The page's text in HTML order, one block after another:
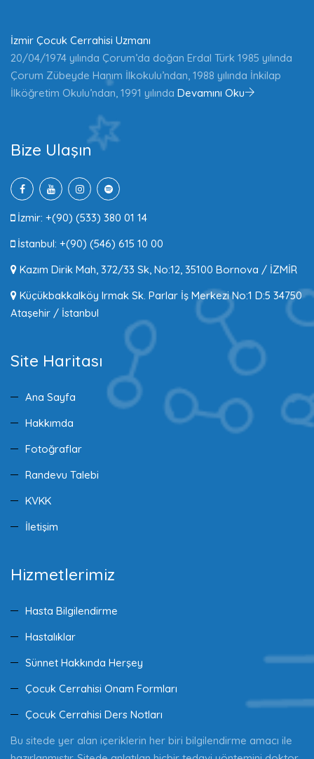
İzmir Çocuk Cerrahisi Uzmanı
20/04/1974 yılında Çorum’da doğan Erdal Türk 1985 yılında
Çorum Zübeyde Hanım İlkokulu’ndan, 1988 yılında İnkilap
İlköğretim Okulu’ndan, 1991 yılında Devamını Oku
Bize Ulaşın
İzmir: +(90) (533) 380 01 14
İstanbul: +(90) (546) 615 10 00
Kazım Dirik Mah, 372/33 Sk, No:12, 35100 Bornova / İZMİR
Küçükbakkalköy Irmak Sk. Parlar İş Merkezi No:1 D:5 34750
Ataşehir / İstanbul
Site Haritası
Ana Sayfa
Hakkımda
Fotoğraflar
Randevu Talebi
KVKK
İletişim
Hizmetlerimiz
Hasta Bilgilendirme
Hastalıklar
Sünnet Hakkında Herşey
Çocuk Cerrahisi Onam Formları
Çocuk Cerrahisi Ders Notları
Bu sitede yer alan içeriklerin her biri bilgilendirme amacı ile